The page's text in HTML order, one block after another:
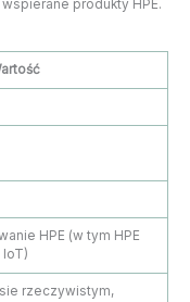
produkty HPE.
HPE (w tym HPE
IoT)
rzeczywistym,